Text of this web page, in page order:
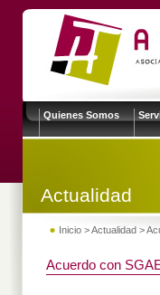
Quienes Somos
Actualidad
Inicio >Actualidad >
Acuerdo con